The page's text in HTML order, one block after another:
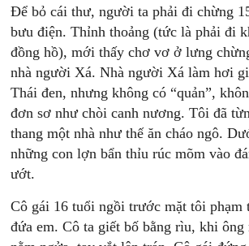
Để bỏ cái thư, người ta phải đi chừng
bưu điện. Thỉnh thoảng (tức là phải đi
đồng hồ), mới thấy chơ vơ ở lưng
nhà người Xá. Nhà người Xá làm hơi
Thái đen, nhưng không có “quản”,
đơn sơ như chòi canh nương. Tôi đã
thang một nhà như thế ăn cháo ngô.
những con lợn bẩn thỉu rúc mõm vào
ướt.
Cô gái 16 tuổi ngồi trước mặt tôi phạm
đứa em. Cô ta giết bố bằng rìu, khi ông